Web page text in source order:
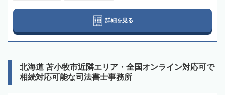
詳細を見る
北海道 苫小牧市近隣エリア・全国オンライン対応可で
相続対応可能な司法書士事務所